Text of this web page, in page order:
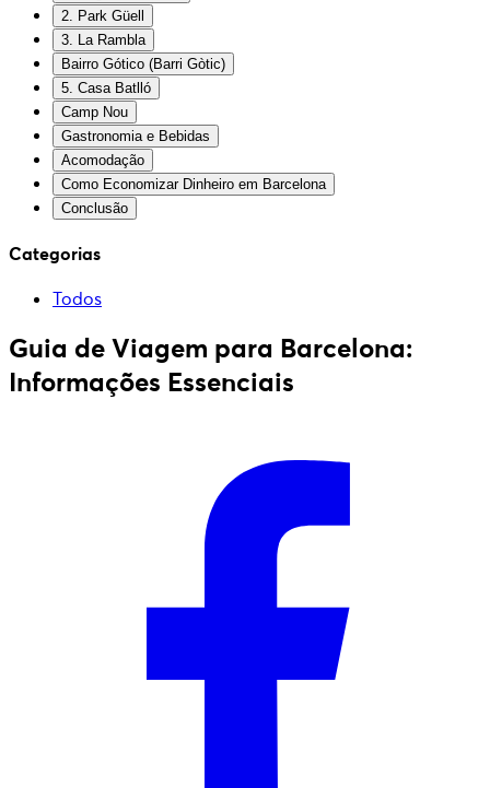
2. Park Güell
3. La Rambla
Bairro Gótico (Barri Gòtic)
5. Casa Batlló
Camp Nou
Gastronomia e Bebidas
Acomodação
Como Economizar Dinheiro em Barcelona
Conclusão
Categorias
Todos
Guia de Viagem para Barcelona:
Informações Essenciais